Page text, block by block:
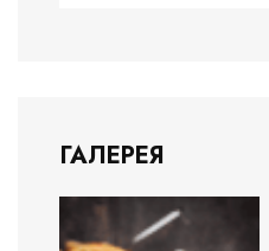
ГАЛЕРЕЯ